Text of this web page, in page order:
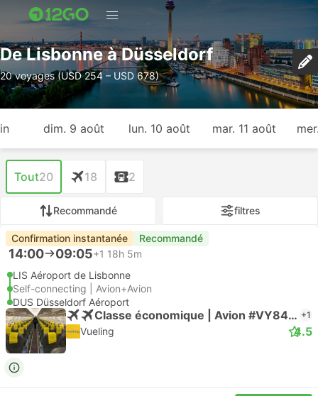
De Lisbonne à Düsseldorf
20 voyages (USD 254 – USD 678)
dim. 9 août lun. 10 août mar. 11 août
Tout20 18 2
Recommandé filtres
Confirmation instantanée Recommandé
14:00 09:05+1 18h 5m
LIS Aéroport de Lisbonne
Self-connecting | Avion+Avion
DUS Düsseldorf Aéroport
Classe économique | Avion #VY8467 +1
Vueling 4.5